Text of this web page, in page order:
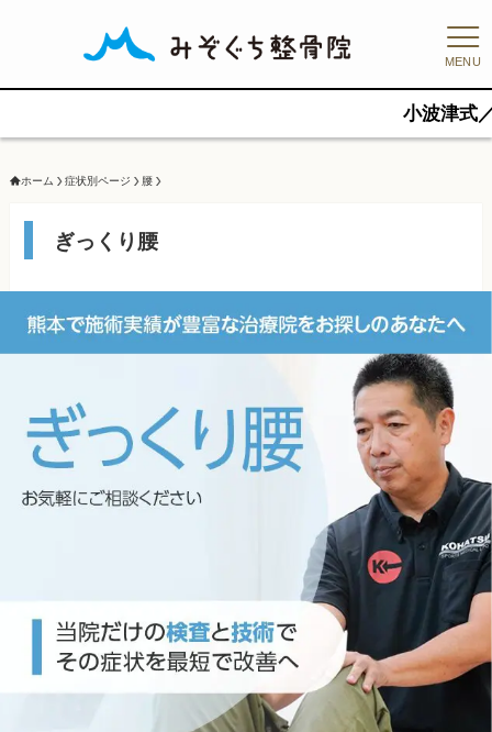
MENU
小波津式／KOHATSU
ホーム 症状別ページ 腰
ぎっくり腰